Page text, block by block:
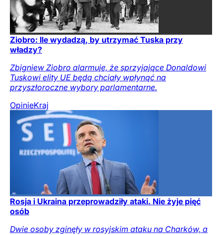
Ziobro: Ile wydadzą, by utrzymać Tuska przy
władzy?
Zbigniew Ziobro alarmuje, że sprzyjające Donaldowi
Tuskowi elity UE będą chciały wpłynąć na
przyszłoroczne wybory parlamentarne.
OpinieKraj
Rosja i Ukraina przeprowadziły ataki. Nie żyje pięć
osób
Dwie osoby zginęły w rosyjskim ataku na Charków, a